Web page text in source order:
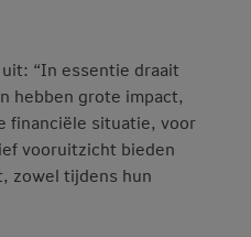
“In essentie draait
hebben grote impact,
financiële situatie, voor
vooruitzicht bieden
zowel tijdens hun